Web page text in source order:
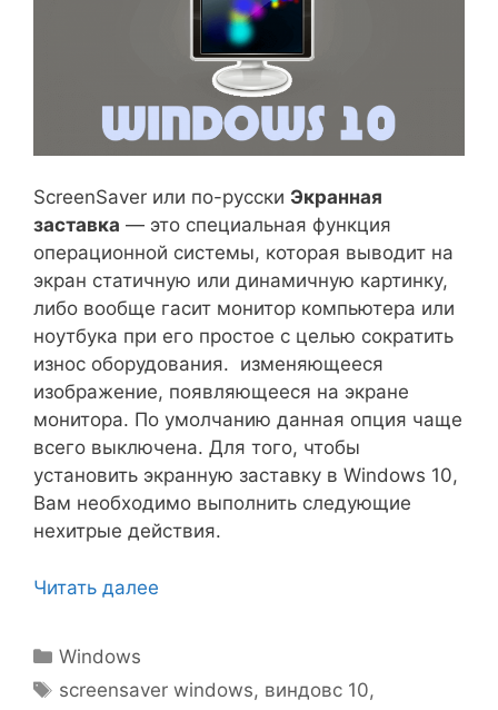
ScreenSaver или по-русски Экранная
заставка — это специальная функция
операционной системы, которая выводит на
экран статичную или динамичную картинку,
либо вообще гасит монитор компьютера или
ноутбука при его простое с целью сократить
износ оборудования. изменяющееся
изображение, появляющееся на экране
монитора. По умолчанию данная опция чаще
всего выключена. Для того, чтобы
установить экранную заставку в Windows 10,
Вам необходимо выполнить следующие
нехитрые действия.
Читать далее
Рубрики
Windows
Метки
screensaver windows, виндовс 10,